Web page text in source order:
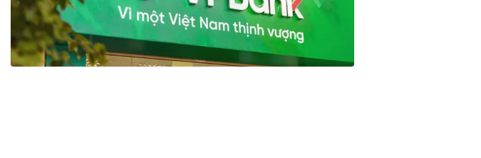
Bộ Chuẩn mực Đạo đức nghề nghiệp
Đối tác
Đấu giá tài sản
Thanh toán –Thẻ
Nhà quản trị